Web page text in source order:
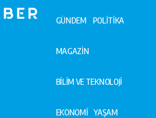
GÜNDEM POLİTİKA
MAGAZİN
BİLİM VE TEKNOLOJİ
EKONOMİ YAŞAM